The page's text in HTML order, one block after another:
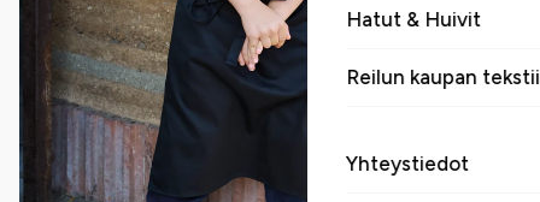
Hatut & Huivit
Reilun kaupan
Yhteystiedot